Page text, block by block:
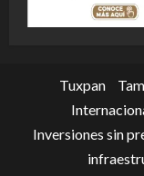
Tuxpan
Inversiones sin